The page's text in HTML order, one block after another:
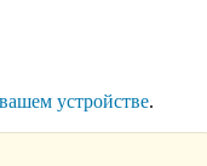
устройстве.